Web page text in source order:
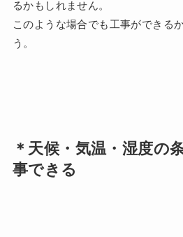
るかもしれません。
このような場合でも工事ができる
う。
＊天候・気温・湿度の
事できる